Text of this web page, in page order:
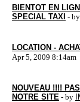
BIENTOT EN
SPECIAL TAXI - by
LOCATION -
Apr 5, 2009 8:14am
NOUVEAU !!!!
NOTRE SITE - by